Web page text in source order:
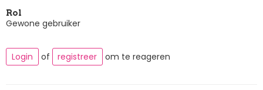
Rol
Gewone gebruiker
Login of registreer om te reageren